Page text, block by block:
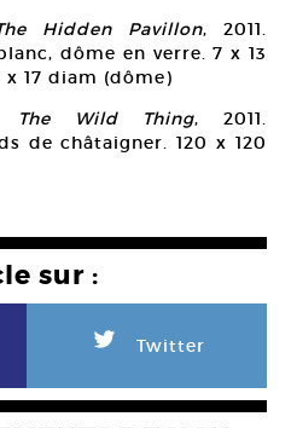
Hidden Pavillon, 2011.
dôme en verre. 7 x 13
17 diam (dôme)
The Wild Thing, 2011.
de châtaigner. 120 x 120
sur :
L Twitter